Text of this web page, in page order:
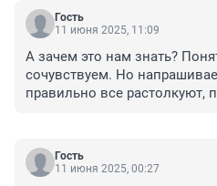
Гость
11 июня 2025, 11:09
А зачем это нам знать?
сочувствуем. Но
правильно все растолкуют,
Гость
11 июня 2025, 00:27